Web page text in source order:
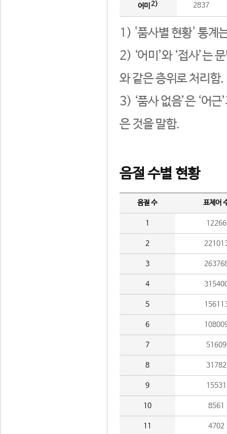
어미 2) 2837
1) '품사별 현황' 통계
2) ‘어미’와 ‘접사’는
와 같은 층위로 처리함.
3) ‘품사 없음’은 ‘어
은 것을 말함.
음절 수별 현황
음절 수 표제어
1 12266
2
3
4
5
6
7 51609
8 31782
9 15531
10 8561
11 4702